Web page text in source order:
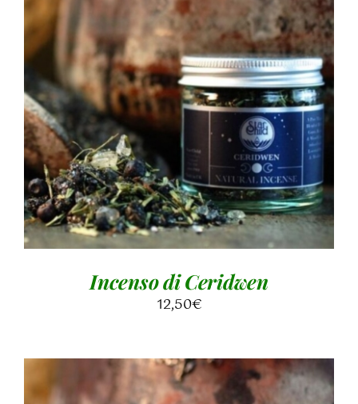
AGGIUNGI AL CARRELLO / DETTAGLI
Incenso di Ceridwen
12,50€